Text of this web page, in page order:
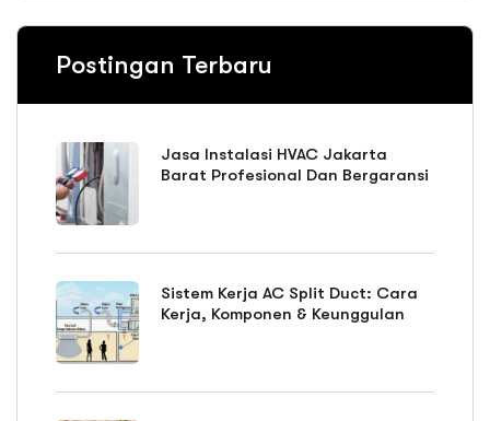
Postingan Terbaru
Jasa Instalasi HVAC Jakarta
Barat Profesional Dan Bergaransi
Sistem Kerja AC Split Duct: Cara
Kerja, Komponen & Keunggulan